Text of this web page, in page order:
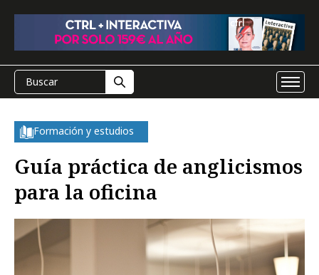
Formación y estudios
Guía práctica de anglicismos
para la oficina